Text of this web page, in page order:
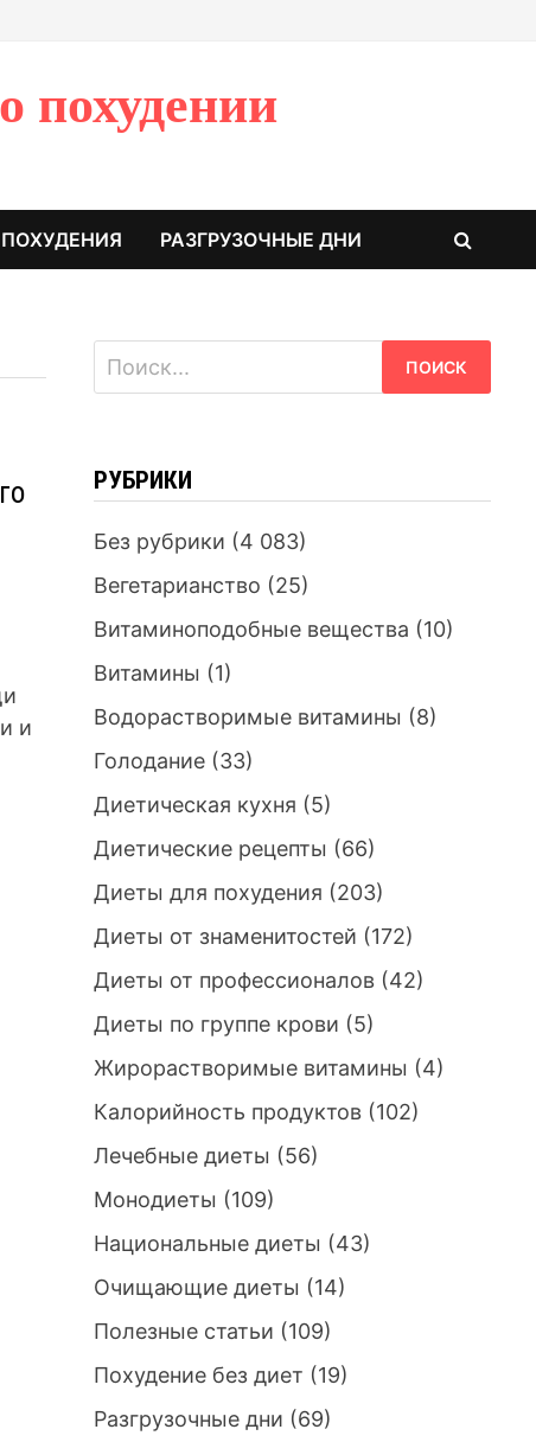
РАЗГРУЗОЧНЫЕ ДНИ
и
Найти:
РУБРИКИ
Без рубрики (4 083)
Вегетарианство (25)
Витаминоподобные вещества (10)
Витамины (1)
Водорастворимые витамины (8)
Голодание(33)
Диетическая кухня (5)
Диетические рецепты (66)
Диеты для похудения (203)
Диеты от знаменитостей (172)
Диеты от профессионалов(42)
Диеты по группе крови (5)
Жирорастворимые витамины (4)
Калорийность продуктов(102)
Лечебные диеты (56)
Монодиеты (109)
Национальные диеты (43)
Очищающие диеты (14)
Полезные статьи (109)
Похудение без диет (19)
Разгрузочные дни (69)